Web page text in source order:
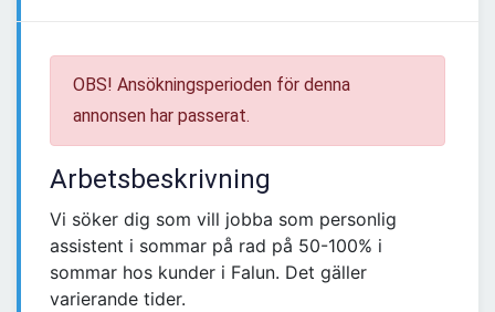
OBS! Ansökningsperioden för denna
annonsen har passerat.
Arbetsbeskrivning
Vi söker dig som vill jobba som personlig
assistent i sommar på rad på 50-100% i
sommar hos kunder i Falun. Det gäller
varierande tider.